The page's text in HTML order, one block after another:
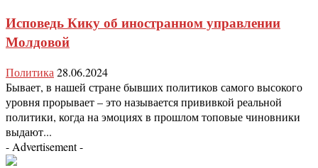
Исповедь Кику об иностранном управлении
Молдовой
Политика 28.06.2024
Бывает, в нашей стране бывших политиков самого высокого
уровня прорывает – это называется прививкой реальной
политики, когда на эмоциях в прошлом топовые чиновники
выдают...
- Advertisement -